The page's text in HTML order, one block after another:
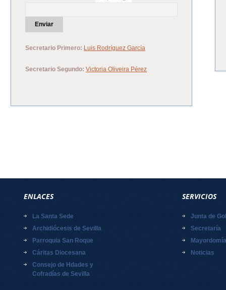
Secretario Primero: Luis Rodríguez García
Secretario Segundo: Victoria Oliveira Pérez
ENLACES
La Santa Sede
Archidiócesis de Sevilla
Parroquia San Roque
Cáritas Diocesana
Consejo de Hdades y
Cofradías de Sevilla
SERVICIOS
Junta de
Secretaría
Mayordomía
Noticias